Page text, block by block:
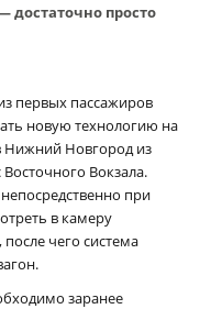
достаточно просто
первых пассажиров
новую технологию на
Нижний Новгород из
Вокзала.
при
в камеру
чего система
заранее